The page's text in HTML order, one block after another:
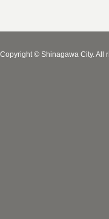
Copyright © Shinagawa City. All